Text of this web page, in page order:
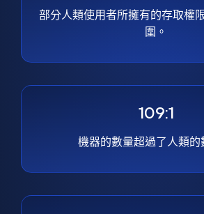
部分人類使用者所擁有的存取權
圍。
109:1
機器的數量超過了人類的